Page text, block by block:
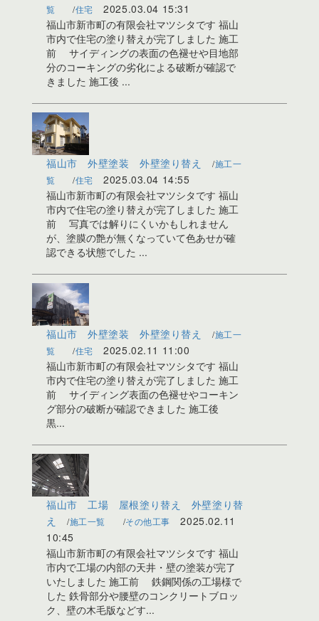
覧
住宅
2025.03.04 15:31
福山市新市町の有限会社マツシタです 福山
市内で住宅の塗り替えが完了しました 施工
前 サイディングの表面の色褪せや目地部
分のコーキングの劣化による破断が確認で
きました 施工後 ...
福山市 外壁塗装 外壁塗り替え
施工一
覧
住宅
2025.03.04 14:55
福山市新市町の有限会社マツシタです 福山
市内で住宅の塗り替えが完了しました 施工
前 写真では解りにくいかもしれません
が、塗膜の艶が無くなっていて色あせが確
認できる状態でした ...
福山市 外壁塗装 外壁塗り替え
施工一
覧
住宅
2025.02.11 11:00
福山市新市町の有限会社マツシタです 福山
市内で住宅の塗り替えが完了しました 施工
前 サイディング表面の色褪せやコーキン
グ部分の破断が確認できました 施工後
黒...
福山市 工場 屋根塗り替え 外壁塗り替
え
施工一覧 その他工事
2025.02.11
10:45
福山市新市町の有限会社マツシタです 福山
市内で工場の内部の天井・壁の塗装が完了
いたしました 施工前 鉄鋼関係の工場様で
した 鉄骨部分や腰壁のコンクリートブロッ
ク、壁の木毛版などす...